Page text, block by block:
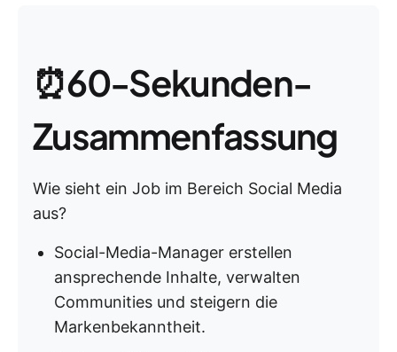
⏰60-Sekunden-
Zusammenfassung
Wie sieht ein Job im Bereich Social Media
aus?
Social-Media-Manager erstellen
ansprechende Inhalte, verwalten
Communities und steigern die
Markenbekanntheit.